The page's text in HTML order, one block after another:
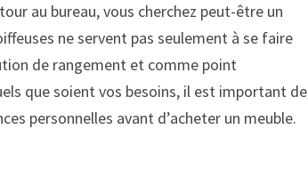
au bureau, vous cherchez peut-être un
ne servent pas seulement à se faire
de rangement et comme point
que soient vos besoins, il est important de
personnelles avant d’acheter un meuble.